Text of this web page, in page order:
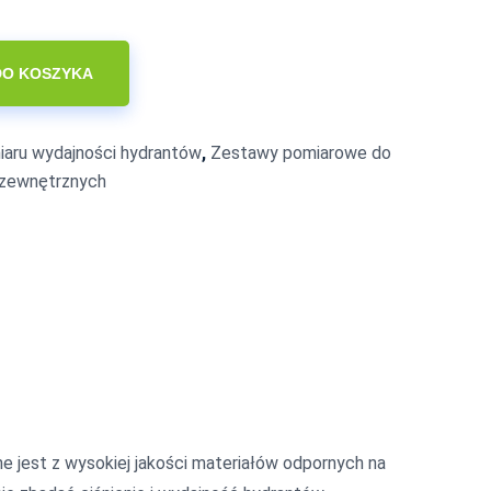
KOSZYKA
wydajności hydrantów, Zestawy pomiarowe do
jest z wysokiej jakości materiałów odpornych na